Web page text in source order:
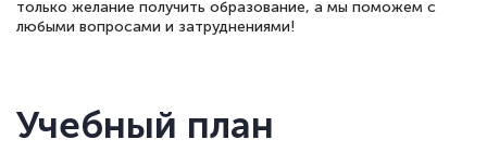
только желание получить образование, а мы поможем с
любыми вопросами и затруднениями!
Учебный план